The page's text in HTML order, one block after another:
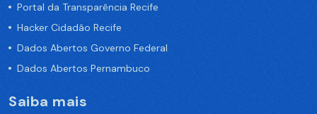
Portal da Transparência Recife
Hacker Cidadão Recife
Dados Abertos Governo Federal
Dados Abertos Pernambuco
Saiba mais